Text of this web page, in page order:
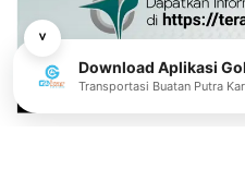
˅
Download Aplikasi
Transportasi Buatan Putra